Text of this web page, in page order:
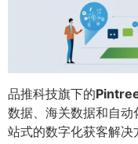
品推科技旗下的
数据、海关数据和自
站式的数字化获客解